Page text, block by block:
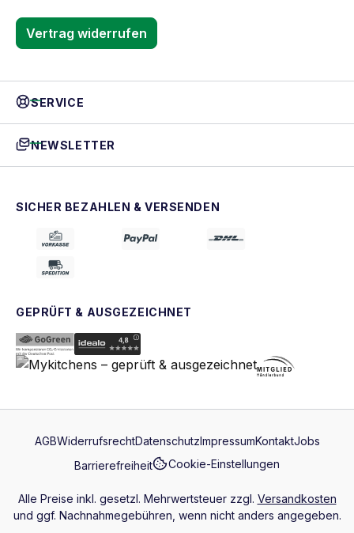
Vertrag widerrufen
SERVICE
NEWSLETTER
SICHER BEZAHLEN & VERSENDEN
GEPRÜFT & AUSGEZEICHNET
AGBWiderrufsrechtDatenschutzImpressumKontaktJobs
Barrierefreiheit
Cookie-Einstellungen
Alle Preise inkl. gesetzl. Mehrwertsteuer zzgl. Versandkosten
und ggf. Nachnahmegebühren, wenn nicht anders angegeben.